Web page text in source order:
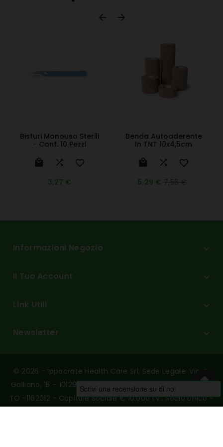
 
Bisturi Monouso Sterili
- Conf. 10 Pezzi
  
3,27 €
Benda Autoaderente
In TNT 10x4,5cm
  
5,29 €
Informazioni Negozio 
Il Tuo Account 
Link Utili 
Newsletter 
© 2026 - Ippocrate Health Care Srl, Sede Legale: Via G.
Galliano, 15 – 10129 Torino - P.Iva/C.F. 10789230017 - REA:
TO -1162012 - Capitale Sociale € 10.000 I.v., Socio Unico -